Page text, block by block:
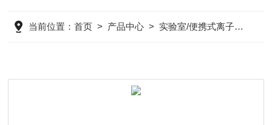
当前位置：首页 > 产品中心 > 实验室/便携式离子浓度计